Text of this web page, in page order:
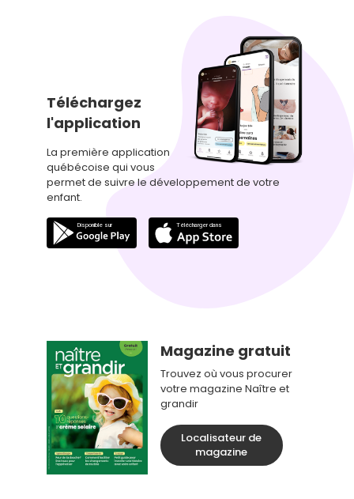
Téléchargez
l'application
La première application
québécoise qui vous
permet de suivre le développement de votre
enfant.
Magazine gratuit
Trouvez où vous procurer
votre magazine Naître et
grandir
Localisateur de
magazine